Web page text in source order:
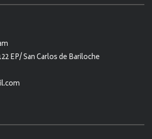
EP/ San Carlos de Bariloche